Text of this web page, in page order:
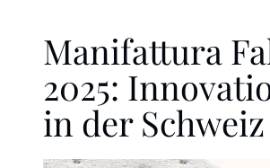
Manifattura
2025:
in der Schweiz